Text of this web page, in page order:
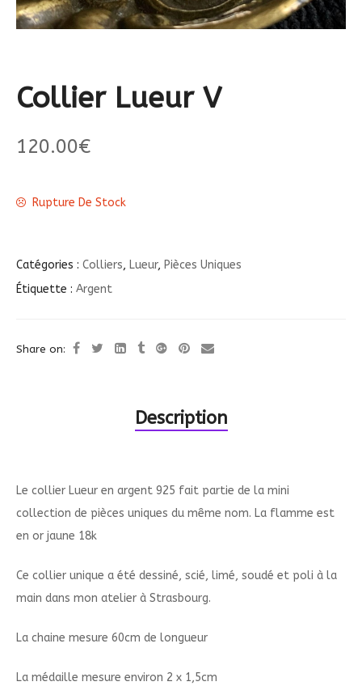
Collier Lueur V
120.00€
Rupture De Stock
Catégories : Colliers, Lueur, Pièces Uniques
Étiquette : Argent
Share on:
Description
Le collier Lueur en argent 925 fait partie de la mini
collection de pièces uniques du même nom. La flamme est
en or jaune 18k
Ce collier unique a été dessiné, scié, limé, soudé et poli à la
main dans mon atelier à Strasbourg.
La chaine mesure 60cm de longueur
La médaille mesure environ 2 x 1,5cm